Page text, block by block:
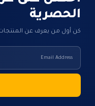
الحصرية
كن أول من يعرف عن